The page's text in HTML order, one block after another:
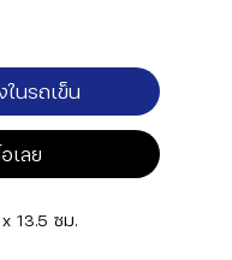
ในรถเข็น
เลย
13.5 ซม.